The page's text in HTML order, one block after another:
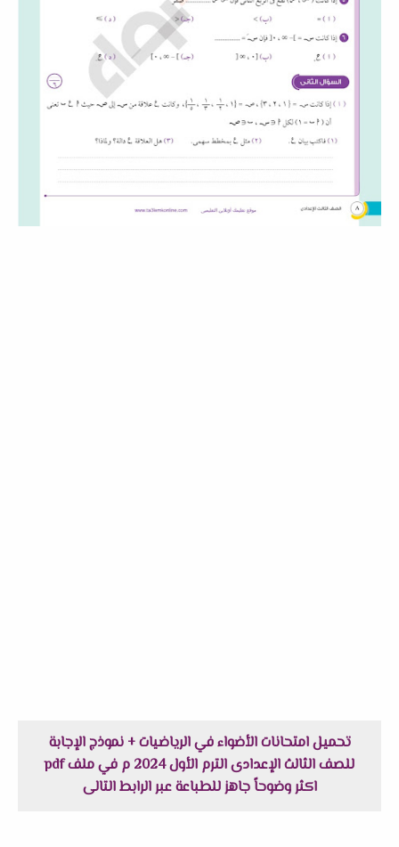
تحميل امتحانات الأضواء في الرياضيات + نموذج الإجابة
للصف الثالث الإعدادى الترم الأول 2024 م في ملف pdf
اكثر وضوحاً جاهز للطباعة عبر الرابط التالى